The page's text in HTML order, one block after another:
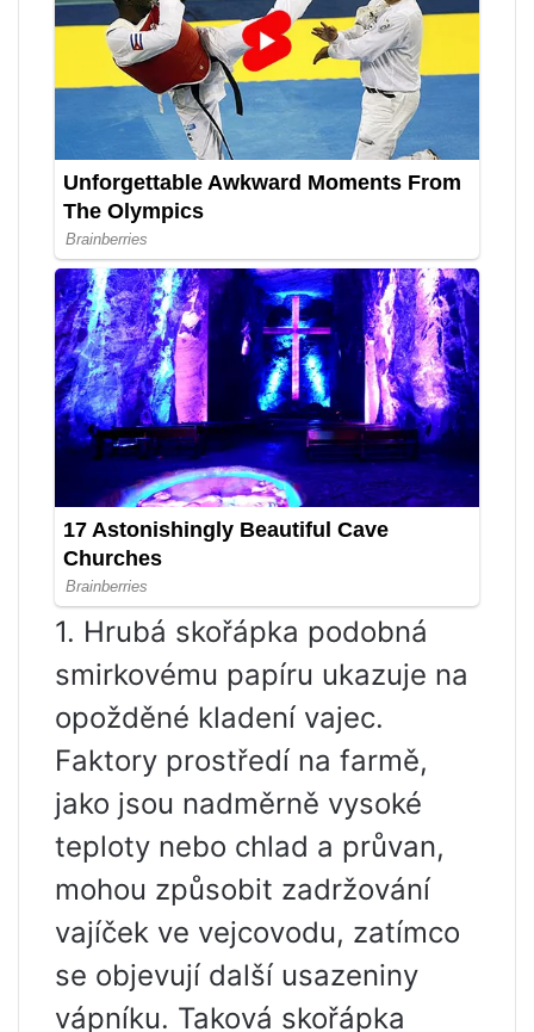
1. Hrubá skořápka podobná
smirkovému papíru ukazuje na
opožděné kladení vajec.
Faktory prostředí na farmě,
jako jsou nadměrně vysoké
teploty nebo chlad a průvan,
mohou způsobit zadržování
vajíček ve vejcovodu, zatímco
se objevují další usazeniny
vápníku. Taková skořápka